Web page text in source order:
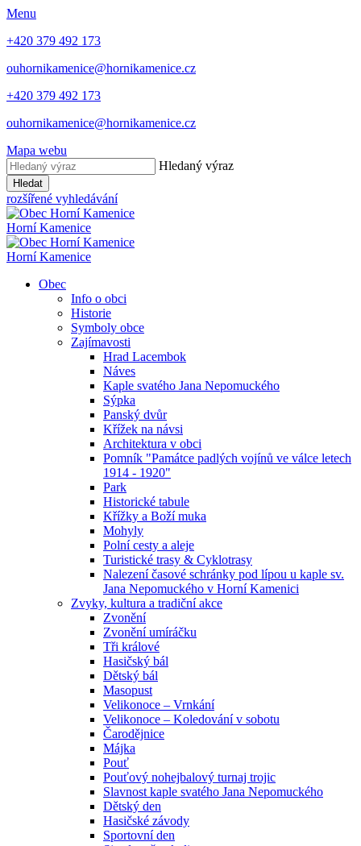
Menu
+420 379 492 173
ouhornikamenice@hornikamenice.cz
+420 379 492 173
ouhornikamenice@hornikamenice.cz
Mapa webu
Hledaný výraz
Hledat
rozšířené vyhledávání
Horní Kamenice
Horní Kamenice
Obec
Info o obci
Historie
Symboly obce
Zajímavosti
Hrad Lacembok
Náves
Kaple svatého Jana Nepomuckého
Sýpka
Panský dvůr
Křížek na návsi
Architektura v obci
Pomník "Památce padlých vojínů ve válce letech
1914 - 1920"
Park
Historické tabule
Křížky a Boží muka
Mohyly
Polní cesty a aleje
Turistické trasy & Cyklotrasy
Nalezení časové schránky pod lípou u kaple sv.
Jana Nepomuckého v Horní Kamenici
Zvyky, kultura a tradiční akce
Zvonění
Zvonění umíráčku
Tři králové
Hasičský bál
Dětský bál
Masopust
Velikonoce – Vrnkání
Velikonoce – Koledování v sobotu
Čarodějnice
Májka
Pouť
Pouťový nohejbalový turnaj trojic
Slavnost kaple svatého Jana Nepomuckého
Dětský den
Hasičské závody
Sportovní den